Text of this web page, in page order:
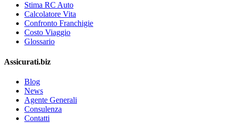
Stima RC Auto
Calcolatore Vita
Confronto Franchigie
Costo Viaggio
Glossario
Assicurati.biz
Blog
News
Agente Generali
Consulenza
Contatti